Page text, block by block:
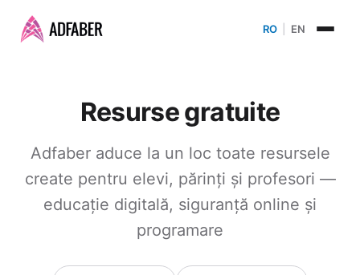
RO EN
Resurse gratuite
Adfaber aduce la un loc toate resursele
create pentru elevi, părinți și profesori —
educație digitală, siguranță online și
programare